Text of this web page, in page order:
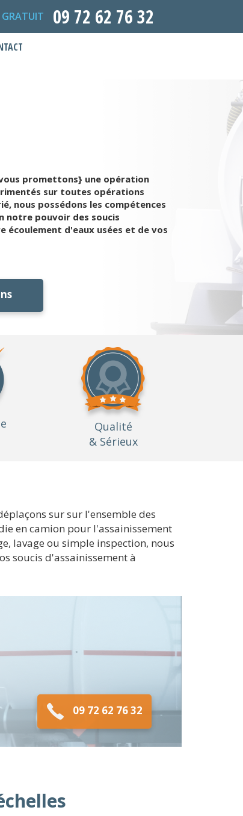
GRATUIT 09 72 62 76 32
promettons} une opération
sur toutes opérations
nous possédons les compétences
notre pouvoir des soucis
d'eaux usées et de vos
Qualité
& Sérieux
sur sur l'ensemble des
en camion pour l'assainissement
lavage ou simple inspection, nous
soucis d'assainissement à
09 72 62 76 32